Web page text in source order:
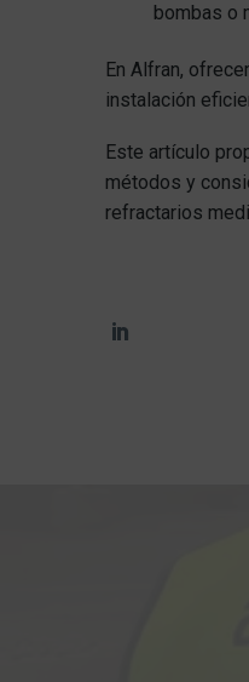
bombas o
En Alfran,
instalación
Este artículo
métodos y
refractarios